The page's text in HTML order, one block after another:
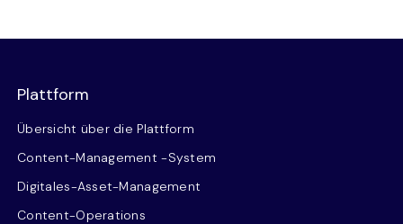
Plattform
Übersicht über die Plattform
Content-Management -System
Digitales-Asset-Management
Content-Operations